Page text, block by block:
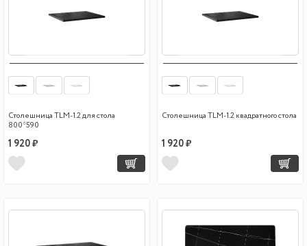
Столешница TLM-1.2 для стола
800*590
1 920 ₽
Столешница TLM-1.2 квадратного стола
1 920 ₽